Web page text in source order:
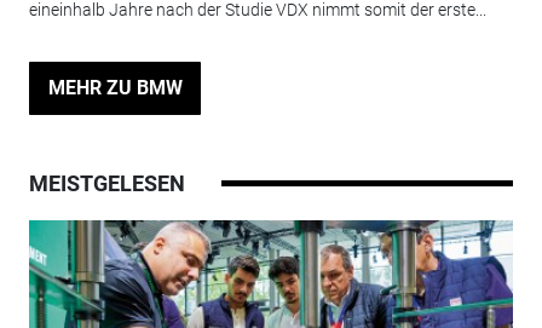
eineinhalb Jahre nach der Studie VDX nimmt somit der erste...
MEHR ZU BMW
MEISTGELESEN